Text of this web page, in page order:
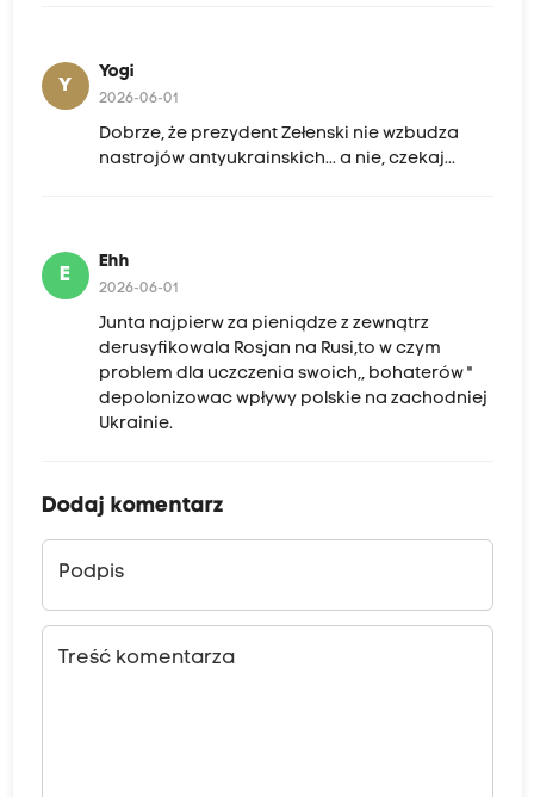
Y
Yogi
2026-06-01
Dobrze, że prezydent Zełenski nie wzbudza
nastrojów antyukrainskich... a nie, czekaj...
E
Ehh
2026-06-01
Junta najpierw za pieniądze z zewnątrz
derusyfikowala Rosjan na Rusi,to w czym
problem dla uczczenia swoich,, bohaterów "
depolonizowac wpływy polskie na zachodniej
Ukrainie.
Dodaj komentarz
Podpis
Treść komentarza